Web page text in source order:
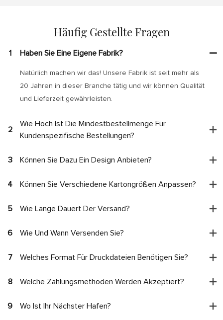
Häufig Gestellte Fragen
1 Haben Sie Eine Eigene Fabrik?
Natürlich machen wir das! Unsere Fabrik ist seit mehr als
20 Jahren in dieser Branche tätig und wir können Qualität
und Lieferzeit gewährleisten.
2
Wie Hoch Ist Die Mindestbestellmenge Für
Kundenspezifische Bestellungen?
3 Können Sie Dazu Ein Design Anbieten?
4 Können Sie Verschiedene Kartongrößen Anpassen?
5 Wie Lange Dauert Der Versand?
6 Wie Und Wann Versenden Sie?
7 Welches Format Für Druckdateien Benötigen Sie?
8 Welche Zahlungsmethoden Werden Akzeptiert?
9 Wo Ist Ihr Nächster Hafen?